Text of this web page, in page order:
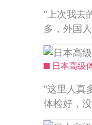
“上次我去
多，外国
日本高级
“这里人真
体检好，